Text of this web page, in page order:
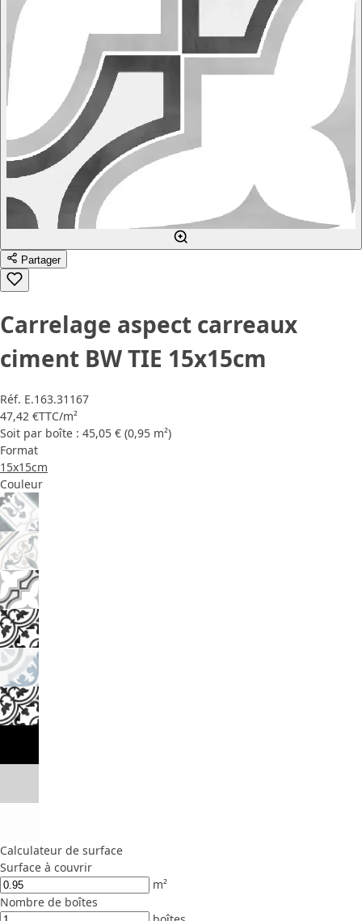
Partager
Carrelage aspect carreaux
ciment BW TIE 15x15cm
Réf. E.163.31167
47,42 €TTC/m²
Soit par boîte : 45,05 € (0,95 m²)
Format
15x15cm
Couleur
Calculateur de surface
Surface à couvrir
m²
Nombre de boîtes